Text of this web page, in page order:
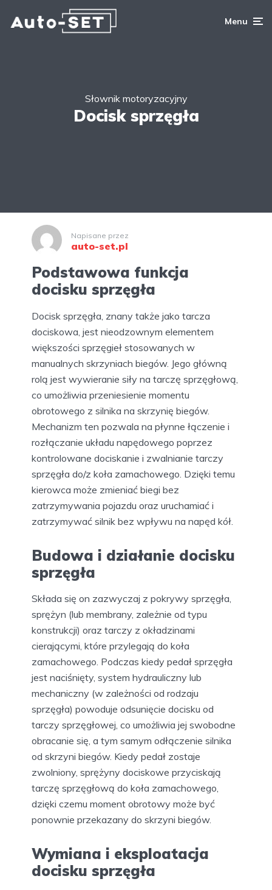
Menu
Słownik motoryzacyjny
Docisk sprzęgła
Napisane przez
auto-set.pl
Podstawowa funkcja
docisku sprzęgła
Docisk sprzęgła, znany także jako tarcza
dociskowa, jest nieodzownym elementem
większości sprzęgieł stosowanych w
manualnych skrzyniach biegów. Jego główną
rolą jest wywieranie siły na tarczę sprzęgłową,
co umożliwia przeniesienie momentu
obrotowego z silnika na skrzynię biegów.
Mechanizm ten pozwala na płynne łączenie i
rozłączanie układu napędowego poprzez
kontrolowane dociskanie i zwalnianie tarczy
sprzęgła do/z koła zamachowego. Dzięki temu
kierowca może zmieniać biegi bez
zatrzymywania pojazdu oraz uruchamiać i
zatrzymywać silnik bez wpływu na napęd kół.
Budowa i działanie docisku
sprzęgła
Składa się on zazwyczaj z pokrywy sprzęgła,
sprężyn (lub membrany, zależnie od typu
konstrukcji) oraz tarczy z okładzinami
cierającymi, które przylegają do koła
zamachowego. Podczas kiedy pedał sprzęgła
jest naciśnięty, system hydrauliczny lub
mechaniczny (w zależności od rodzaju
sprzęgła) powoduje odsunięcie docisku od
tarczy sprzęgłowej, co umożliwia jej swobodne
obracanie się, a tym samym odłączenie silnika
od skrzyni biegów. Kiedy pedał zostaje
zwolniony, sprężyny dociskowe przyciskają
tarczę sprzęgłową do koła zamachowego,
dzięki czemu moment obrotowy może być
ponownie przekazany do skrzyni biegów.
Wymiana i eksploatacja
docisku sprzęgła